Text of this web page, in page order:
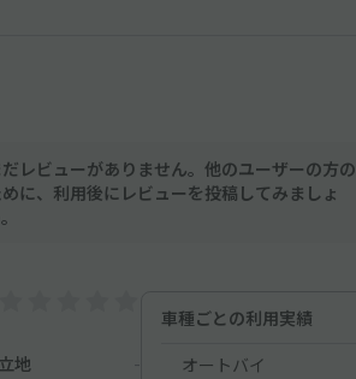
だレビューがありません。他のユーザーの方の
に、利用後にレビューを投稿してみましょ
立地
車種ごとの利用実績
オートバイ